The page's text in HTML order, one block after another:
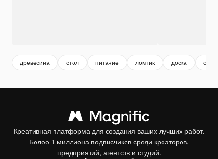
древесина стол питание ломтик доска обед
Креативная платформа для создания ваших лучших работ.
Более 1 миллиона подписчиков среди креаторов,
предприятий, агентств и студий.